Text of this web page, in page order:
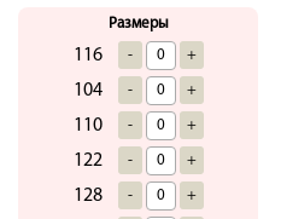
Размеры
116 - +
104 - +
110 - +
122 - +
128 - +